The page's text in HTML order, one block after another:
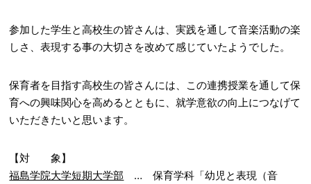
参加した学生と高校生の皆さんは、実践を通して音楽活動の楽
しさ、表現する事の大切さを改めて感じていたようでした。
保育者を目指す高校生の皆さんには、この連携授業を通して保
育への興味関心を高めるとともに、就学意欲の向上につなげて
いただきたいと思います。
【対 象】
福島学院大学短期大学部 … 保育学科「幼児と表現（音